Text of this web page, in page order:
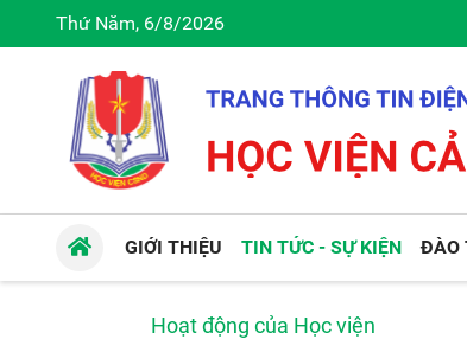
Thứ Năm, 6/8/2026
GIỚI THIỆU TIN TỨC - SỰ KIỆN ĐÀO
Hoạt động của Học viện